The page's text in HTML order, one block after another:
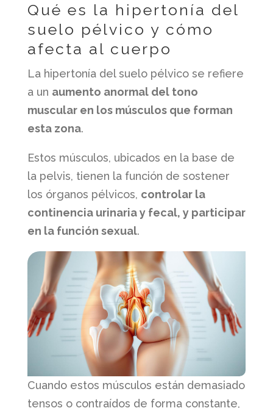
Qué es la hipertonía del
suelo pélvico y cómo
afecta al cuerpo
La hipertonía del suelo pélvico se refiere
a un aumento anormal del tono
muscular en los músculos que forman
esta zona.
Estos músculos, ubicados en la base de
la pelvis, tienen la función de sostener
los órganos pélvicos, controlar la
continencia urinaria y fecal, y participar
en la función sexual.
Cuando estos músculos están demasiado
tensos o contraídos de forma constante,